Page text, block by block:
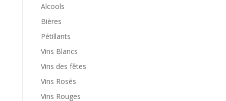
Alcools
Bières
Pétillants
Vins Blancs
Vins des fêtes
Vins Rosés
Vins Rouges